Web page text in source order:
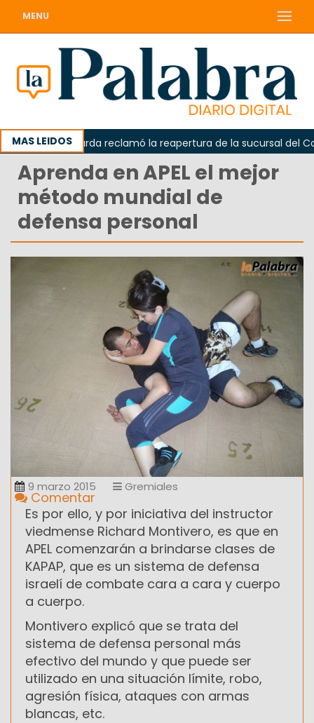
MENU
MAS LEIDOSOdarda reclamó la reapertura de la sucursal del
Aprenda en APEL el mejor
método mundial de
defensa personal
9 marzo 2015 Gremiales
Comentar
Es por ello, y por iniciativa del instructor
viedmense Richard Montivero, es que en
APEL comenzarán a brindarse clases de
KAPAP, que es un sistema de defensa
israelí de combate cara a cara y cuerpo
a cuerpo.
Montivero explicó que se trata del
sistema de defensa personal más
efectivo del mundo y que puede ser
utilizado en una situación límite, robo,
agresión física, ataques con armas
blancas, etc.